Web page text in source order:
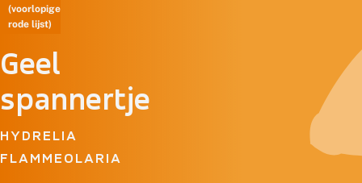
(voorlopige
rode lijst)
Geel
spannertje
HYDRELIA
FLAMMEOLARIA